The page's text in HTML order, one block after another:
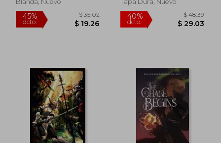
Blanda, Nuevo
Tapa Dura, Nuevo